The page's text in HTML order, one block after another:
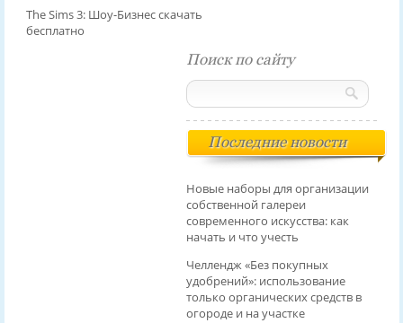
The Sims 3: Шоу-Бизнес скачать
бесплатно
Поиск по сайту
Последние новости
Новые наборы для организации
собственной галереи
современного искусства: как
начать и что учесть
Челлендж «Без покупных
удобрений»: использование
только органических средств в
огороде и на участке